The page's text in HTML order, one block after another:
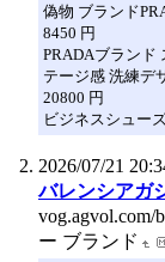
偽物 ブランド
8450 円
PRADAブランド
テージ感 洗練デ
20800 円
ビジネスシュー
2026/07/21
バレンシアガ
vog.agvol.com/
ー ブランド